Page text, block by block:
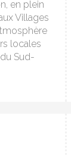
en plein
Villages
locales
Sud-